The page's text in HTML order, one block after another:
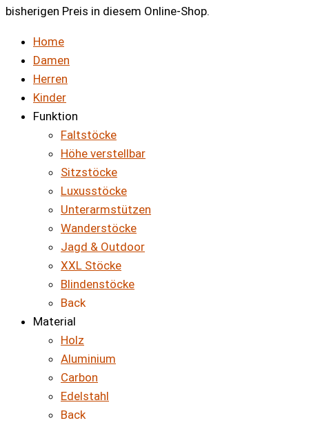
bisherigen Preis in diesem Online-Shop.
Home
Damen
Herren
Kinder
Funktion
Faltstöcke
Höhe verstellbar
Sitzstöcke
Luxusstöcke
Unterarmstützen
Wanderstöcke
Jagd & Outdoor
XXL Stöcke
Blindenstöcke
Back
Material
Holz
Aluminium
Carbon
Edelstahl
Back